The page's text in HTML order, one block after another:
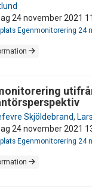
24 november 2021
Egenmonitorering 24
Skjöldebrand,
24 november 2021
Egenmonitorering 24